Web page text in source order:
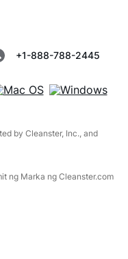
+1-888-788-2445
by Cleanster, Inc., and
ng Marka ng Cleanster.com